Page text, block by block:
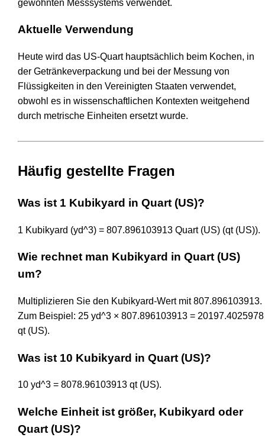
gewohnten Messsystems verwendet.
Aktuelle Verwendung
Heute wird das US-Quart hauptsächlich beim Kochen, in
der Getränkeverpackung und bei der Messung von
Flüssigkeiten in den Vereinigten Staaten verwendet,
obwohl es in wissenschaftlichen Kontexten weitgehend
durch metrische Einheiten ersetzt wurde.
Häufig gestellte Fragen
Was ist 1 Kubikyard in Quart (US)?
1 Kubikyard (yd^3) = 807.896103913 Quart (US) (qt (US)).
Wie rechnet man Kubikyard in Quart (US)
um?
Multiplizieren Sie den Kubikyard-Wert mit 807.896103913.
Zum Beispiel: 25 yd^3 × 807.896103913 = 20197.4025978
qt (US).
Was ist 10 Kubikyard in Quart (US)?
10 yd^3 = 8078.96103913 qt (US).
Welche Einheit ist größer, Kubikyard oder
Quart (US)?